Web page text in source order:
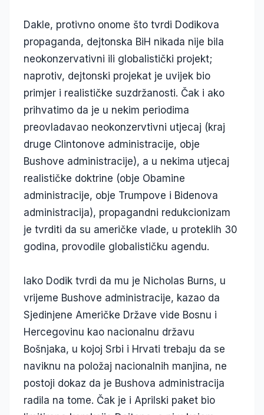
Dakle, protivno onome što tvrdi Dodikova
propaganda, dejtonska BiH nikada nije bila
neokonzervativni ili globalistički projekt;
naprotiv, dejtonski projekat je uvijek bio
primjer i realističke suzdržanosti. Čak i ako
prihvatimo da je u nekim periodima
preovladavao neokonzervtivni utjecaj (kraj
druge Clintonove administracije, obje
Bushove administracije), a u nekima utjecaj
realističke doktrine (obje Obamine
administracije, obje Trumpove i Bidenova
administracija), propagandni redukcionizam
je tvrditi da su američke vlade, u proteklih 30
godina, provodile globalističku agendu.
Iako Dodik tvrdi da mu je Nicholas Burns, u
vrijeme Bushove administracije, kazao da
Sjedinjene Američke Države vide Bosnu i
Hercegovinu kao nacionalnu državu
Bošnjaka, u kojoj Srbi i Hrvati trebaju da se
naviknu na položaj nacionalnih manjina, ne
postoji dokaz da je Bushova administracija
radila na tome. Čak je i Aprilski paket bio